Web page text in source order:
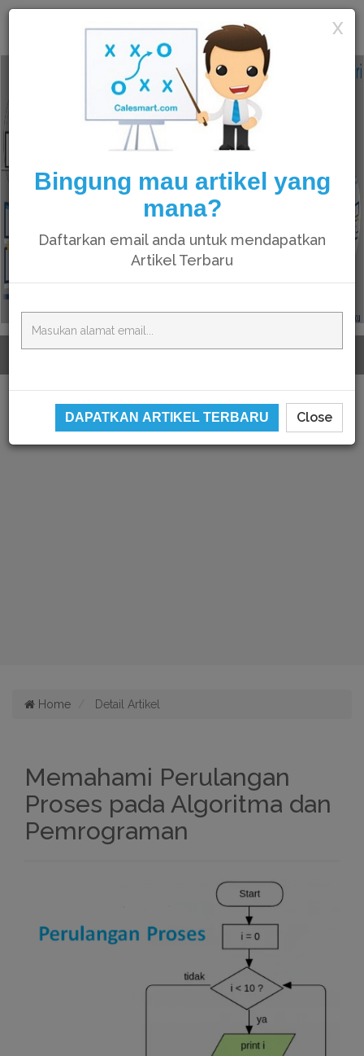
Calesmart
Belajar membuat website
sendiri
Home Detail Artikel
Memahami Perulangan
Proses pada Algoritma dan
Pemrograman
X
Bingung mau artikel yang
mana?
Daftarkan email anda untuk mendapatkan
Artikel Terbaru
DAPATKAN ARTIKEL TERBARU Close